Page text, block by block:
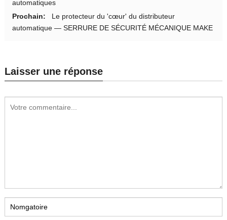
automatiques
Prochain:
Le protecteur du 'cœur' du distributeur
automatique — SERRURE DE SÉCURITÉ MÉCANIQUE MAKE
Laisser une réponse